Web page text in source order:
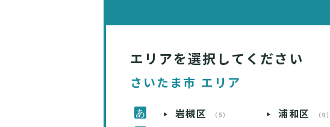
エリアを選択してください
さいたま市 エリア
岩槻区 （5） 浦和区 （9）